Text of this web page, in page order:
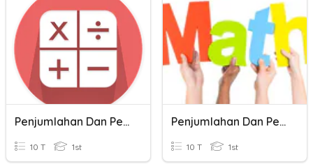
Penjumlahan Dan Pengurangan
10 T 1st
Penjumlahan Dan Pengurangan
10 T 1st